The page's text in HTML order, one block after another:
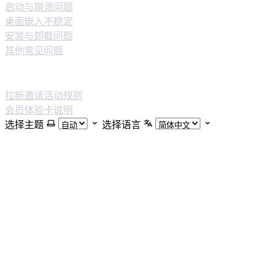
启动与崩溃问题
桌面嵌入不稳定
安装与卸载问题
其他常见问题
拉新邀请活动规则
会员体验卡说明
选择主题
选择语言